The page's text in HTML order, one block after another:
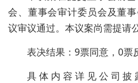
会、董事会审计委员会及董
议审议通过。本议案尚需提请
表决结果：9票同意，0票
具体内容详见公司披